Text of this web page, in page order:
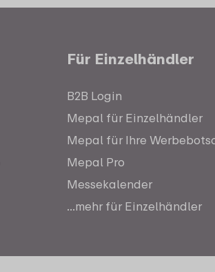
Für Einzelhändler
B2B Login
Mepal für Einzelhändler
Mepal für Ihre
Mepal Pro
Messekalender
...mehr für Einzelhändler